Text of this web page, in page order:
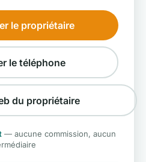
le propriétaire
le téléphone
du propriétaire
— aucune commission, aucun